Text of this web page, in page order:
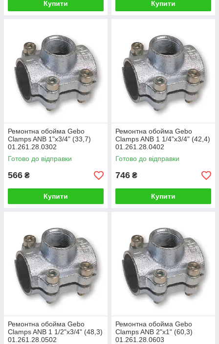
Купити Купити
Ремонтна обойма Gebo
Clamps ANB 1"x3/4" (33,7)
01.261.28.0302
Готово до відправки
566 ₴
Купити
Ремонтна обойма Gebo
Clamps ANB 1 1/4"x3/4" (42,4)
01.261.28.0402
Готово до відправки
746 ₴
Купити
Ремонтна обойма Gebo
Clamps ANB 1 1/2"x3/4" (48,3)
01.261.28.0502
Ремонтна обойма Gebo
Clamps ANB 2"x1" (60,3)
01.261.28.0603